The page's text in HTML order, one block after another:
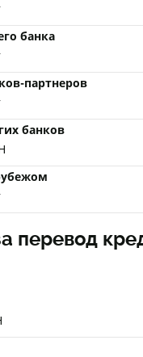
банка
партнеров
банков
перевод